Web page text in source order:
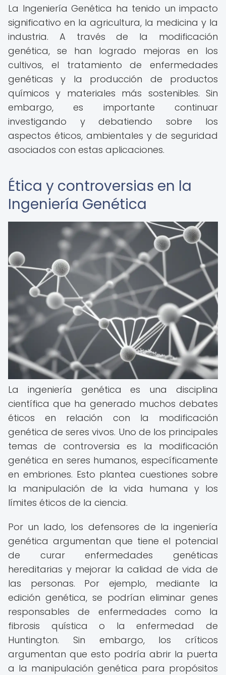
La Ingeniería Genética ha tenido un impacto
significativo en la agricultura, la medicina y la
industria. A través de la modificación
genética, se han logrado mejoras en los
cultivos, el tratamiento de enfermedades
genéticas y la producción de productos
químicos y materiales más sostenibles. Sin
embargo, es importante continuar
investigando y debatiendo sobre los
aspectos éticos, ambientales y de seguridad
asociados con estas aplicaciones.
Ética y controversias en la
Ingeniería Genética
La ingeniería genética es una disciplina
científica que ha generado muchos debates
éticos en relación con la modificación
genética de seres vivos. Uno de los principales
temas de controversia es la modificación
genética en seres humanos, específicamente
en embriones. Esto plantea cuestiones sobre
la manipulación de la vida humana y los
límites éticos de la ciencia.
Por un lado, los defensores de la ingeniería
genética argumentan que tiene el potencial
de curar enfermedades genéticas
hereditarias y mejorar la calidad de vida de
las personas. Por ejemplo, mediante la
edición genética, se podrían eliminar genes
responsables de enfermedades como la
fibrosis quística o la enfermedad de
Huntington. Sin embargo, los críticos
argumentan que esto podría abrir la puerta
a la manipulación genética para propósitos